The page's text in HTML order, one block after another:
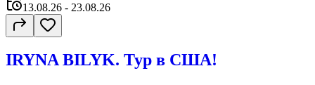
13.08.26 - 23.08.26
IRYNA BILYK. Тур в США!